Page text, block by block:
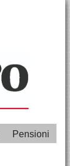
Pensioni